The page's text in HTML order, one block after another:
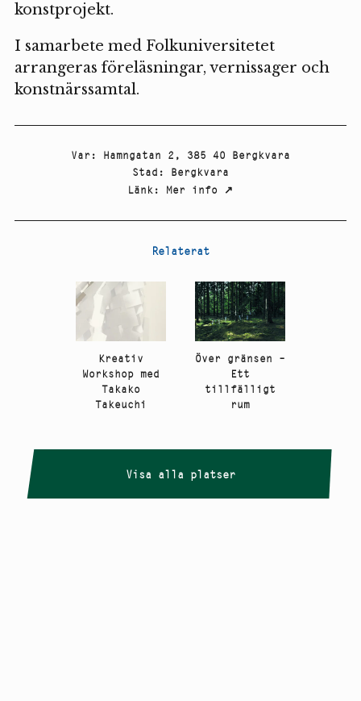
konstprojekt.
I samarbete med Folkuniversitetet
arrangeras föreläsningar, vernissager och
konstnärssamtal.
Var : Hamngatan 2, 385 40 Bergkvara
Stad : Bergkvara
Länk: Mer info ↗
Relaterat
Kreativ
Workshop med
Takako
Takeuchi
Över gränsen –
Ett
tillfälligt
rum
Visa alla platser